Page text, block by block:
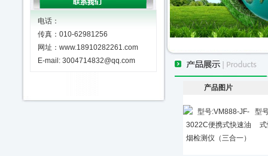
电话：
传真：010-62981256
网址：www.18910282261.com
E-mail: 3004714832@qq.com
产品图片
型